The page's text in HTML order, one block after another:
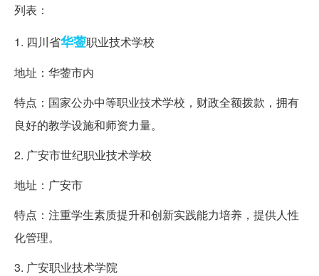
列表：
1. 四川省华蓥职业技术学校
地址：华蓥市内
特点：国家公办中等职业技术学校，财政全额拨款，拥有
良好的教学设施和师资力量。
2. 广安市世纪职业技术学校
地址：广安市
特点：注重学生素质提升和创新实践能力培养，提供人性
化管理。
3. 广安职业技术学院